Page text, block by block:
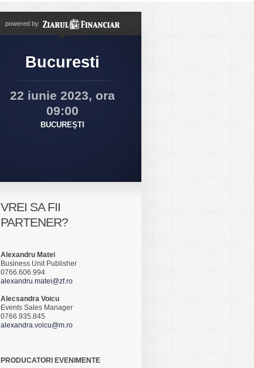
powered by
Bucuresti
22 iunie 2023, ora
09:00
BUCUREŞTI
VREI SA FII
PARTENER?
Alexandru Matei
Business Unit Publisher
0766.606.994
alexandru.matei@zf.ro
Alecsandra Voicu
Events Sales Manager
0766.935.845
alexandra.voicu@m.ro
PRODUCATORI EVENIMENTE